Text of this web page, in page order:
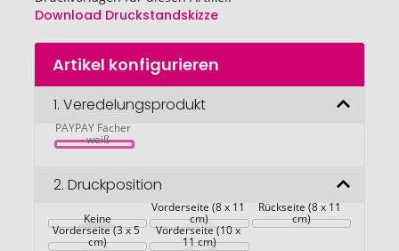
Download Druckstandskizze
Zum
Anfang
Bildgalerie
springen
Artikel konfigurieren
1. Veredelungsprodukt
PAYPAY Fächer
- weiß
2. Druckposition
Keine
Vorderseite (8 x 11
cm)
Rückseite (8 x 11
cm)
Vorderseite (3 x 5
cm)
Vorderseite (10 x
11 cm)